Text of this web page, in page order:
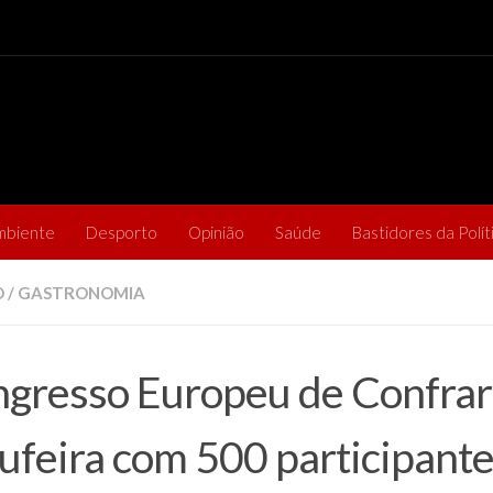
Desporto Opinião Saúde Bastidores da
/ GASTRONOMIA
Europeu de
com 500